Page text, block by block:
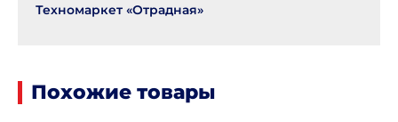
Техномаркет «Отрадная»
Похожие товары